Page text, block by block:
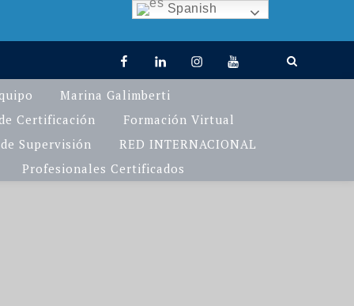
facebooklinkedinInstagram
You
Tube
TikTok
Marina Galimberti
Certificación
Formación Virtual
Supervisión
RED INTERNACIONAL
Profesionales Certificados
Spanish